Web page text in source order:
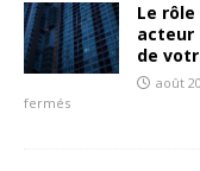
Le
acteur
de
août
fermés